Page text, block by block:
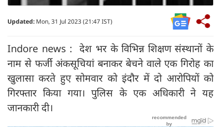
Updated: Mon, 31 Jul 2023 (21:47 IST)
Indore news : देश भर के विभिन्न शिक्षण संस्थानों के
नाम से फर्जी अंकसूचियां बनाकर बेचने वाले एक गिरोह का
खुलासा करते हुए सोमवार को इंदौर में दो आरोपियों को
गिरफ्तार किया गया। पुलिस के एक अधिकारी ने यह
जानकारी दी।